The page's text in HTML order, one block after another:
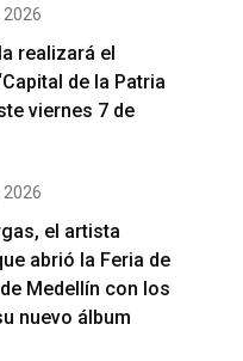
2026
realizará el
de la Patria
viernes 7 de
2026
el artista
abrió la Feria de
Medellín con los
nuevo álbum